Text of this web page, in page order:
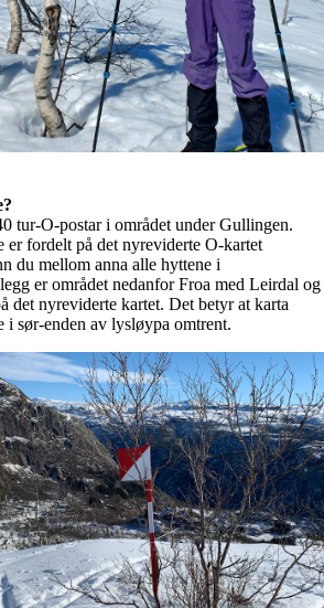
tur-O-postar i området under Gullingen.
er fordelt på det nyreviderte O-kartet
du mellom anna alle hyttene i
er området nedanfor Froa med Leirdal og
det nyreviderte kartet. Det betyr at karta
i sør-enden av lysløypa omtrent.